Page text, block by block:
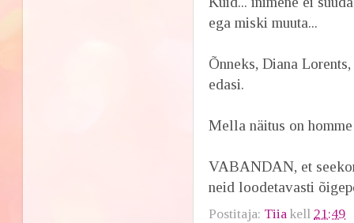
ega miski muuta...
Õnneks, Diana
edasi.
Mella näitus on
VABANDAN, et
neid loodetavasti
Postitaja: Tiia kell 21:49